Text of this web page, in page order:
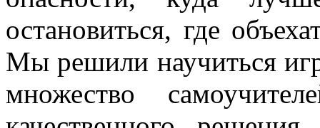
остановиться, где
Мы решили научиться
множество